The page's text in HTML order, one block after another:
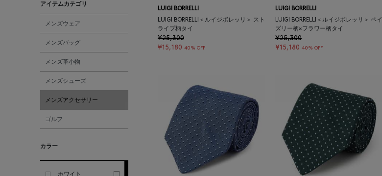
ADVISORY BOARD
CRYSTALS
AKIKO OGAWA.
ALBERT THURSTON
アイテムカテゴリ
メンズウェア
メンズバッグ
メンズ革小物
メンズシューズ
メンズアクセサリー
ゴルフ
カラー
ホワイト
LUIGI BORRELLI
LUIGI BORRELLI＜ルイジボレッリ＞ スト
ライプ柄タイ
¥25,300
¥15,180 40% OFF
LUIGI BORRELLI
LUIGI BORRELLI＜ルイジボレッリ＞ ペイ
ズリー柄×フラワー柄タイ
¥25,300
¥15,180 40% OFF